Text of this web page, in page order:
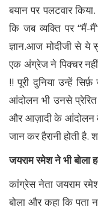
बयान पर पलटवार
कि जब व्यक्ति पर “मैं-
ज्ञान.आज मोदीजी से ये
एक अंग्रेज ने पिक्चर नहीं
!! पूरी दुनिया उन्हें
आंदोलन भी उनसे
और आज़ादी के आंदोलन
जान कर हैरानी होती है.
जयराम रमेश ने भी बोला
कांग्रेस नेता जयराम
बोला और कहा कि पता